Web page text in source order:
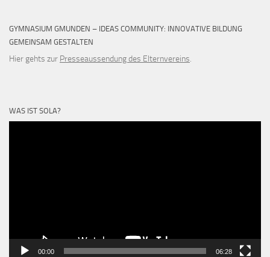
GYMNASIUM GMUNDEN – IDEAS COMMUNITY: INNOVATIVE BILDUNG
GEMEINSAM GESTALTEN
Hier gehts zur Presseaussendung des Elternvereins.
WAS IST SOLA?
00:00 06:28